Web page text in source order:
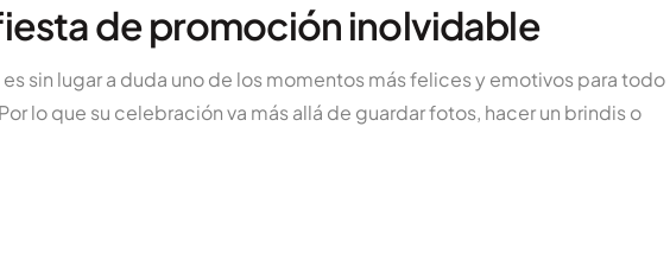
de promoción inolvidable
sin lugar a duda uno de los momentos más felices y emotivos para todo
lo que su celebración va más allá de guardar fotos, hacer un brindis o